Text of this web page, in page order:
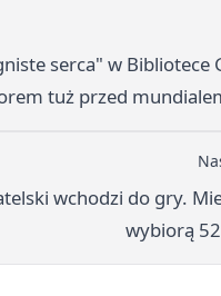
serca" w Bibliotece
tuż przed
wchodzi do gry.
wybiorą